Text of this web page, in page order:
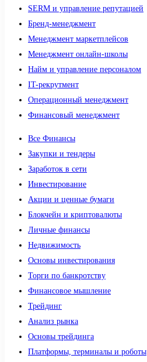
SERM и управление репутацией
Бренд-менеджмент
Менеджмент маркетплейсов
Менеджмент онлайн-школы
Найм и управление персоналом
IT-рекрутмент
Операционный менеджмент
Финансовый менеджмент
Все Финансы
Закупки и тендеры
Заработок в сети
Инвестирование
Акции и ценные бумаги
Блокчейн и криптовалюты
Личные финансы
Недвижимость
Основы инвестирования
Торги по банкротству
Финансовое мышление
Трейдинг
Анализ рынка
Основы трейдинга
Платформы, терминалы и роботы